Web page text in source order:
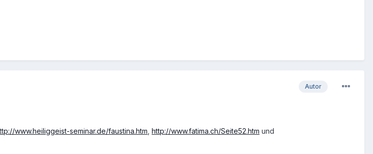
Autor
www.heiliggeist-seminar.de/faustina.htm http://www.fatima.ch/Seite52.htm und